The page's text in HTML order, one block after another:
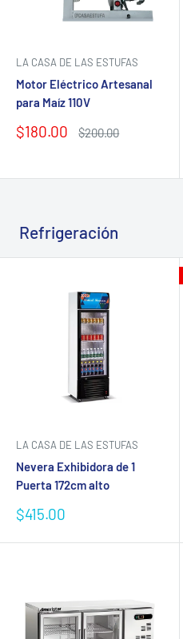
LA CASA DE LAS ESTUFAS
Motor Eléctrico Artesanal
para Maíz 110V
Precio
$180.00
Precio
$200.00
Refrigeración
LA CASA DE LAS ESTUFAS
Nevera Exhibidora de 1
Puerta 172cm alto
Precio
venta
$415.00